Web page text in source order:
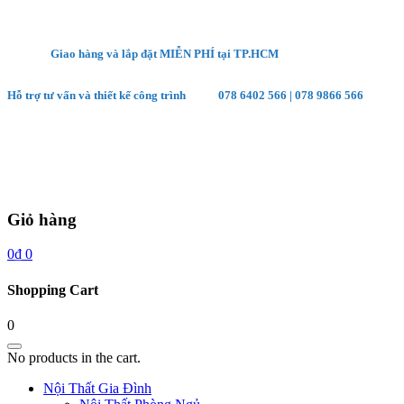
Giao hàng và lắp đặt MIỄN PHÍ tại TP.HCM
Hỗ trợ tư vấn và thiết kế công trình 078 6402 566 |078 9866 566
Giỏ hàng
0₫ 0
Shopping Cart
0
No products in the cart.
Nội Thất Gia Đình